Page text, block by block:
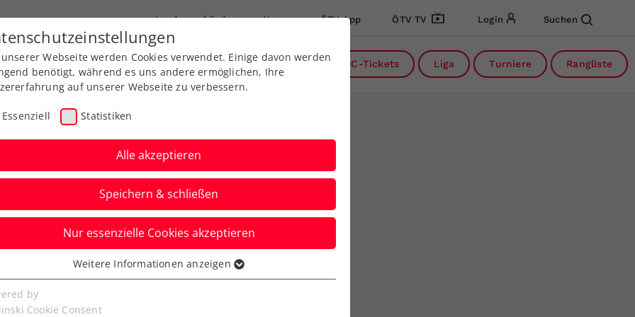
Landesverbände News ÖTV App ÖTV TV Login Suchen
Ausbildung Services Über uns DC-Tickets Liga Turniere Rangliste
Kiste Orangen für
Webseite werden Cookies verwendet. Einige davon werden
benötigt, während es uns andere ermöglichen, Ihre
auf unserer Webseite zu verbessern.
Essenziell Statistiken
Alle akzeptieren
Speichern & schließen
Nur essenzielle Cookies akzeptieren
Cookies werden für grundlegende Funktionen der
benötigt. Dadurch ist gewährleistet, dass die Webseite
Weitere Informationen anzeigen
by
Cookie Consent